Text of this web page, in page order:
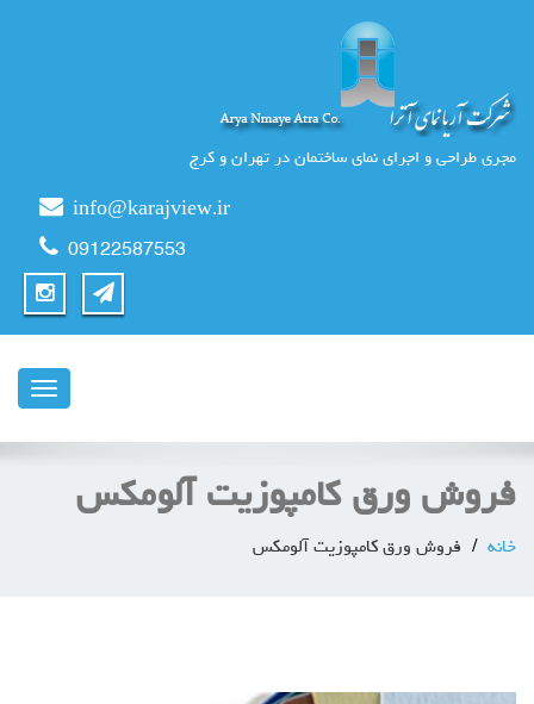
مجری طراحی و اجرای نمای ساختمان در تهران و کرج
info@karajview.ir
09122587553
ناوبری
فروش ورق کامپوزیت آلومکس
خانه فروش ورق کامپوزیت آلومکس